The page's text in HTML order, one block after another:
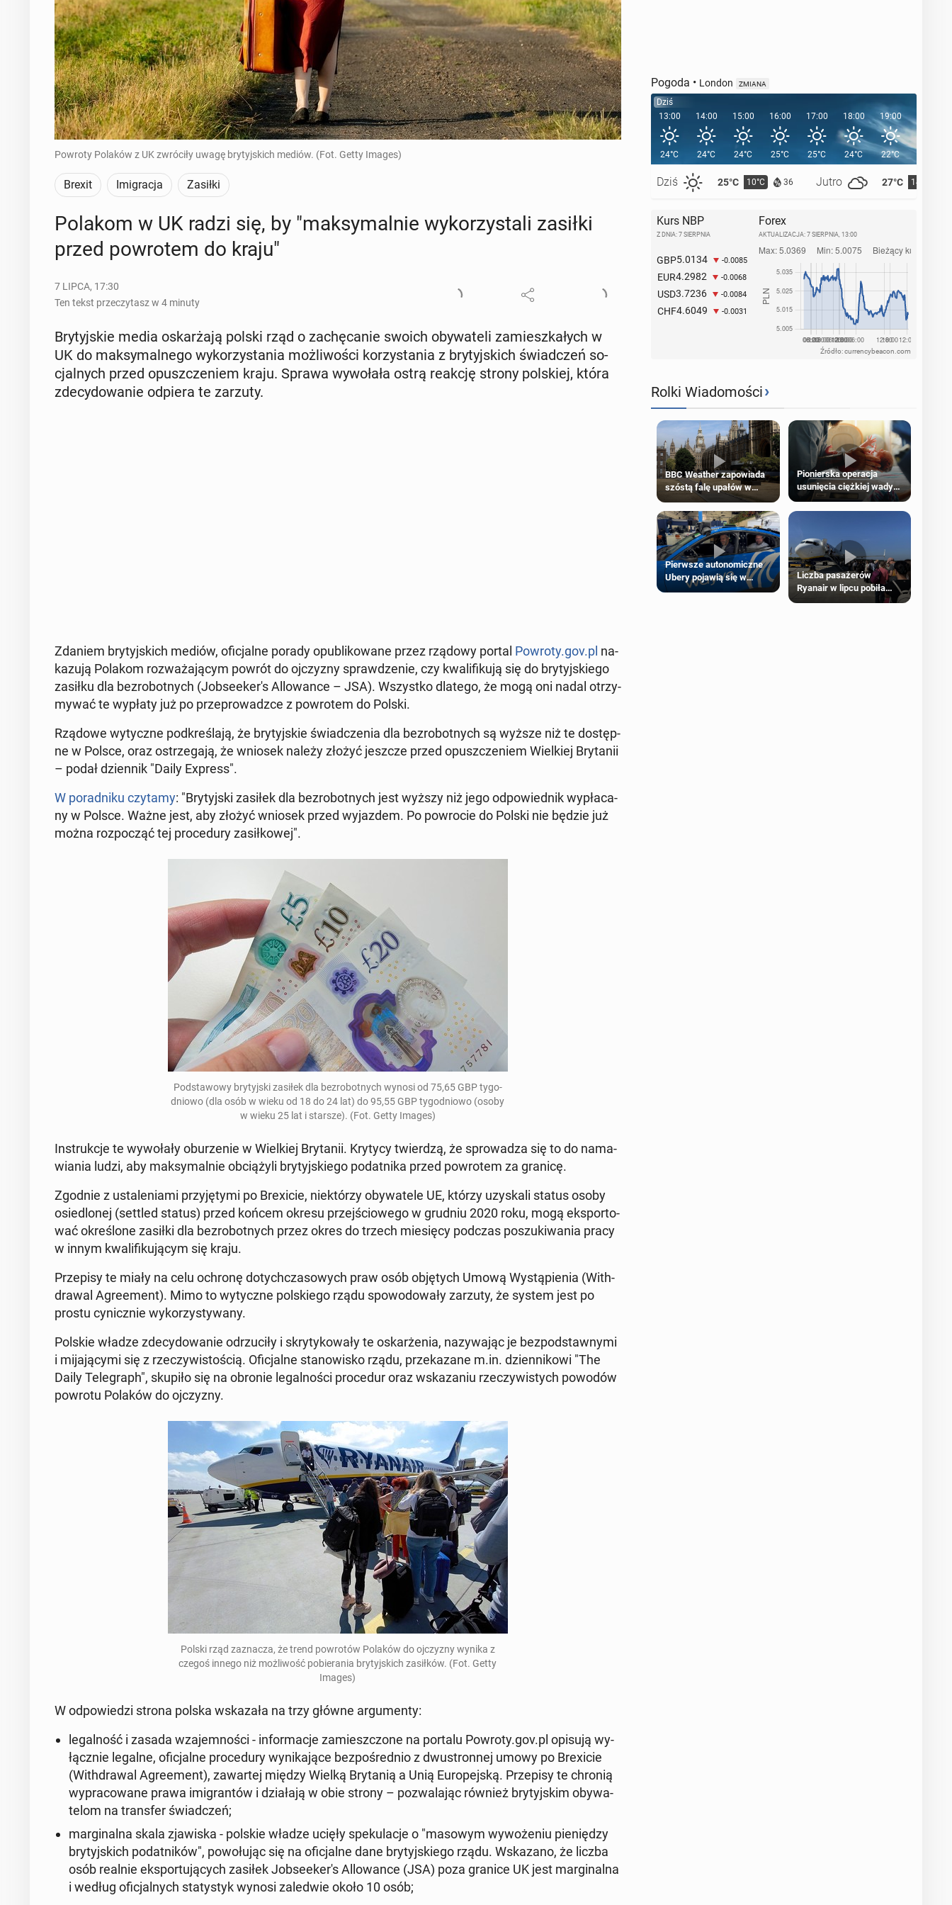
Powroty Polaków z UK zwróciły uwagę brytyjskich mediów. (Fot. Getty Images)
Brexit Imigracja Zasiłki
Polakom w UK radzi się, by "mak­sy­mal­nie wy­ko­rzy­sta­li zasiłki
przed po­wro­tem do kraju"
7 LIPCA, 17:30
Ten tekst przeczytasz w 4 minuty
Bry­tyj­skie media oskar­ża­ją polski rząd o za­chę­ca­nie swoich oby­wa­te­li za­miesz­ka­łych w
UK do mak­sy­mal­ne­go wy­ko­rzy­sta­nia moż­li­wo­ści ko­rzy­sta­nia z bry­tyj­skich świad­czeń so­
cjal­nych przed opusz­cze­niem kraju. Sprawa wy­wo­ła­ła ostrą reakcję strony pol­skiej, która
zde­cy­do­wa­nie odpiera te zarzuty.
Zdaniem bry­tyj­skich mediów, ofi­cjal­ne porady opu­bli­ko­wa­ne przez rządowy portal Powroty.gov.pl na­
ka­zu­ją Polakom roz­wa­ża­ją­cym powrót do oj­czy­zny spraw­dze­nie, czy kwa­li­fi­ku­ją się do bry­tyj­skie­go
zasiłku dla bez­ro­bot­nych (Job­se­eke­r's Al­lo­wan­ce – JSA). Wszyst­ko dlatego, że mogą oni nadal otrzy­
my­wać te wypłaty już po prze­pro­wadz­ce z po­wro­tem do Polski.
Rządowe wy­tycz­ne pod­kre­śla­ją, że bry­tyj­skie świad­cze­nia dla bez­ro­bot­nych są wyższe niż te do­stęp­
ne w Polsce, oraz ostrze­ga­ją, że wniosek należy złożyć jeszcze przed opusz­cze­niem Wiel­kiej Bry­ta­nii
– podał dzien­nik "Daily Express".
W po­rad­ni­ku czytamy: "Bry­tyj­ski zasiłek dla bez­ro­bot­nych jest wyższy niż jego od­po­wied­nik wy­pła­ca­
ny w Polsce. Ważne jest, aby złożyć wniosek przed wy­jaz­dem. Po po­wro­cie do Polski nie będzie już
można roz­po­cząć tej pro­ce­du­ry za­sił­ko­wej".
Pod­sta­wo­wy bry­tyj­ski zasiłek dla bez­ro­bot­nych wynosi od 75,65 GBP ty­go­
dnio­wo (dla osób w wieku od 18 do 24 lat) do 95,55 GBP ty­go­dnio­wo (osoby
w wieku 25 lat i starsze). (Fot. Getty Images)
In­struk­cje te wy­wo­ła­ły obu­rze­nie w Wiel­kiej Bry­ta­nii. Krytycy twier­dzą, że spro­wa­dza się to do na­ma­
wia­nia ludzi, aby mak­sy­mal­nie ob­cią­ży­li bry­tyj­skie­go po­dat­ni­ka przed po­wro­tem za granicę.
Zgodnie z usta­le­nia­mi przy­ję­ty­mi po Bre­xi­cie, nie­któ­rzy oby­wa­te­le UE, którzy uzy­ska­li status osoby
osie­dlo­nej (settled status) przed końcem okresu przej­ścio­we­go w grudniu 2020 roku, mogą eks­por­to­
wać okre­ślo­ne zasiłki dla bez­ro­bot­nych przez okres do trzech mie­się­cy podczas po­szu­ki­wa­nia pracy
w innym kwa­li­fi­ku­ją­cym się kraju.
Prze­pi­sy te miały na celu ochronę do­tych­cza­so­wych praw osób ob­ję­tych Umową Wy­stą­pie­nia (Wi­th­
dra­wal Agre­ement). Mimo to wy­tycz­ne pol­skie­go rządu spo­wo­do­wa­ły zarzuty, że system jest po
prostu cy­nicz­nie wy­ko­rzy­sty­wa­ny.
Polskie władze zde­cy­do­wa­nie od­rzu­ci­ły i skry­ty­ko­wa­ły te oskar­że­nia, na­zy­wa­jąc je bez­pod­staw­ny­mi
i mi­ja­ją­cy­mi się z rze­czy­wi­sto­ścią. Ofi­cjal­ne sta­no­wi­sko rządu, prze­ka­za­ne m.in. dzien­ni­ko­wi "The
Daily Te­le­graph", skupiło się na obronie le­gal­no­ści pro­ce­dur oraz wska­za­niu rze­czy­wi­stych powodów
powrotu Polaków do oj­czy­zny.
Polski rząd za­zna­cza, że trend po­wro­tów Polaków do oj­czy­zny wynika z
czegoś innego niż moż­li­wość po­bie­ra­nia bry­tyj­skich za­sił­ków. (Fot. Getty
Images)
W od­po­wie­dzi strona polska wska­za­ła na trzy główne ar­gu­men­ty:
le­gal­ność i zasada wza­jem­no­ści - in­for­ma­cje za­miesz­czo­ne na portalu Powroty.gov.pl opisują wy­
łącz­nie legalne, ofi­cjal­ne pro­ce­du­ry wy­ni­ka­ją­ce bez­po­śred­nio z dwu­stron­nej umowy po Bre­xi­cie
(Wi­th­dra­wal Agre­ement), za­war­tej między Wielką Bry­ta­nią a Unią Eu­ro­pej­ską. Prze­pi­sy te chronią
wy­pra­co­wa­ne prawa imi­gran­tów i dzia­ła­ją w obie strony – po­zwa­la­jąc również bry­tyj­skim oby­wa­
te­lom na trans­fer świad­czeń;
mar­gi­nal­na skala zja­wi­ska - polskie władze ucięły spe­ku­la­cje o "masowym wy­wo­że­niu pie­nię­dzy
bry­tyj­skich po­dat­ni­ków", po­wo­łu­jąc się na ofi­cjal­ne dane bry­tyj­skie­go rządu. Wska­za­no, że liczba
osób realnie eks­por­tu­ją­cych zasiłek Job­se­eke­r's Al­lo­wan­ce (JSA) poza granice UK jest mar­gi­nal­na
i według ofi­cjal­nych sta­ty­styk wynosi za­le­d­wie około 10 osób;
Pogoda • London ZMIANA
Dziś
13:00
24°C
Dziś 25°C 10°C 36 Jutro 27°C 14°C
14:00
24°C
15:00
24°C
16:00
25°C
17:00
25°C
18:00
24°C
19:00
22°C
20:00
Kurs NBP
Z DNIA: 7 SIERPNIA
GBP5.0134 -0.0085
EUR4.2982 -0.0068
USD3.7236 -0.0084
CHF4.6049 -0.0031
Forex
AKTUALIZACJA: 7 SIERPNIA, 13:00
Źródło: currencybeacon.com
Rolki Wiadomości›
BBC Weather zapowiada
szóstą falę upałów w
Pionierska operacja
usunięcia ciężkiej wady
wrodzonej płodu w łonie
matki
Pierwsze autonomiczne
Ubery pojawią się w
Londynie jeszcze tego
Liczba pasażerów
Ryanair w lipcu pobiła
rekord